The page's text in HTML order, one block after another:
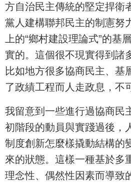
方自治民主傳統的堅定捍衛
黨人建構聯邦民主的制憲努
上的“鄉村建設理論式”的基
實的。這個很不現實得到諸
比如地方很多協商民主、基
了政績工程而人走政息，
我留意到一些進行過協商民
初階段的動員與實踐過後，
制度創新怎麼樣撬動結構的
來的狀態。這樣一種基於多
理念性、偶然性因素而導致